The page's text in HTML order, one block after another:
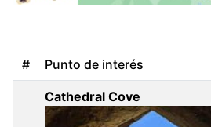
# Punto de interés
Cathedral Cove